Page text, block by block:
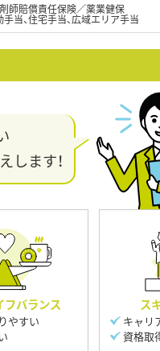
師賠償責任保険／薬業健保
当、住宅手当、広域エリア手当
します！
フバランス
やすい
ス
キャリ
資格取